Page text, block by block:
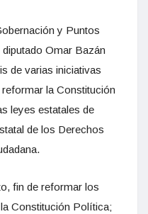
y Puntos
Omar Bazán
de varias iniciativas
la Constitución
leyes estatales de
de los Derechos
fin de reformar los
Constitución Política;